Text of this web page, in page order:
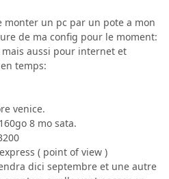
monter un pc par un pote a mon
de ma config pour le moment:
aussi pour internet et
temps:
venice.
8 mo sata.
( point of view )
dici septembre et une autre